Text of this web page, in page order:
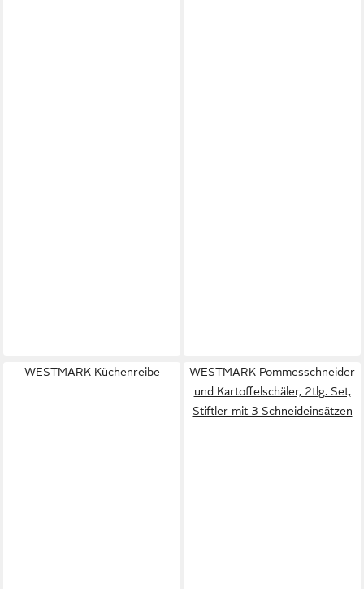
WESTMARK Küchenreibe
WESTMARK Pommesschneider
und Kartoffelschäler, 2tlg. Set,
Stiftler mit 3 Schneideinsätzen